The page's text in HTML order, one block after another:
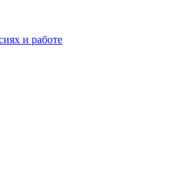
и работе